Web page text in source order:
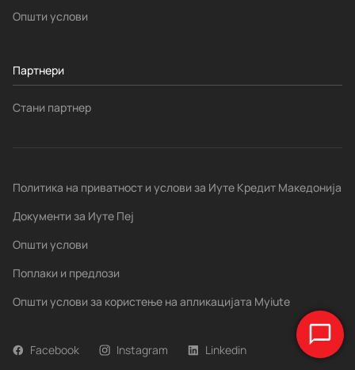
Општи услови
Партнери
Стани партнер
Политика на приватност и услови за Иуте Кредит Македонија
Документи за Иуте Пеј
Општи услови
Поплаки и предлози
Општи услови за користење на апликацијата Myiute
Facebook Instagram Linkedin